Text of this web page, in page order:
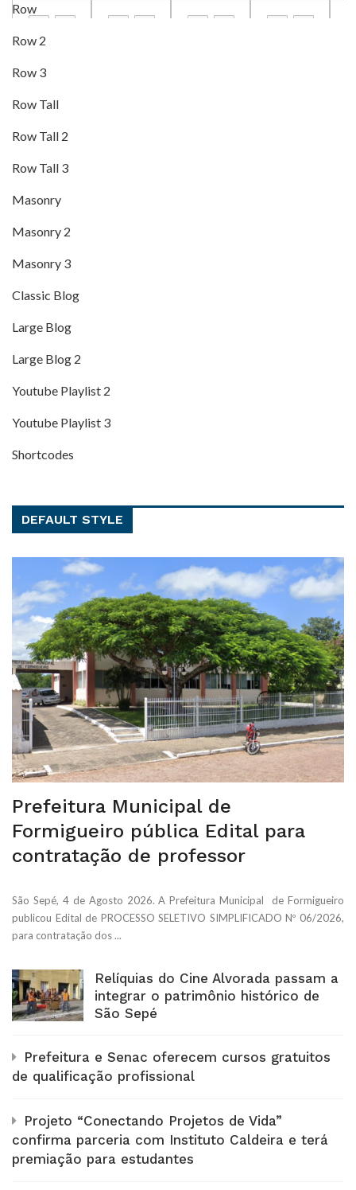
Row
Row 2
Row 3
Row Tall
Row Tall 2
Row Tall 3
Masonry
Masonry 2
Masonry 3
Classic Blog
Large Blog
Large Blog 2
Youtube Playlist 2
Youtube Playlist 3
Shortcodes
DEFAULT STYLE
Prefeitura Municipal de
Formigueiro pública Edital para
contratação de professor
São Sepé, 4 de Agosto 2026. A Prefeitura Municipal de Formigueiro
publicou Edital de PROCESSO SELETIVO SIMPLIFICADO Nº 06/2026,
para contratação dos ...
Relíquias do Cine Alvorada passam a
integrar o patrimônio histórico de
São Sepé
Prefeitura e Senac oferecem cursos gratuitos
de qualificação profissional
Projeto “Conectando Projetos de Vida”
confirma parceria com Instituto Caldeira e terá
premiação para estudantes